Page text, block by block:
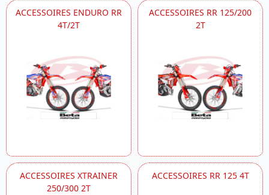
ACCESSOIRES ENDURO RR
4T/2T
ACCESSOIRES RR 125/200
2T
ACCESSOIRES XTRAINER
250/300 2T
ACCESSOIRES RR 125 4T